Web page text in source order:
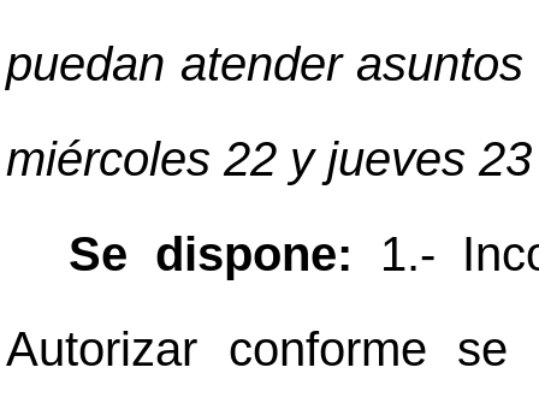
puedan atender
miércoles 22 y jueves
Se dispone: 1.-
Autorizar conforme